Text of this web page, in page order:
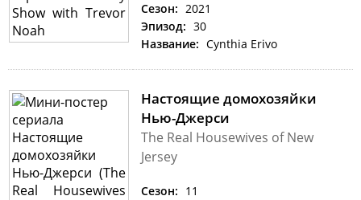
Сезон: 2021
Эпизод: 30
Название: Cynthia Erivo
Настоящие домохозяйки
Нью-Джерси
The Real Housewives of New
Jersey
Сезон: 11